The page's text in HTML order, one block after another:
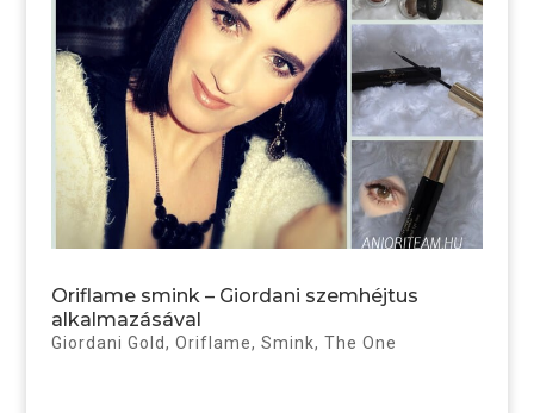
Oriflame smink – Giordani szemhéjtus
alkalmazásával
Giordani Gold, Oriflame, Smink, The One